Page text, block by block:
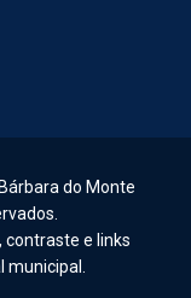
do Monte
contraste e links
municipal.